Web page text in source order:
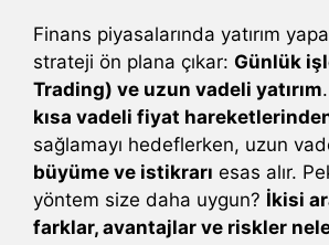
Finans piyasalarında yatırım
strateji ön plana çıkar: Günlük
Trading) ve uzun vadeli yatırım
kısa vadeli fiyat
sağlamayı hedeflerken, uzun
büyüme ve istikrarı esas alır.
yöntem size daha uygun? İkisi
farklar, avantajlar ve riskler